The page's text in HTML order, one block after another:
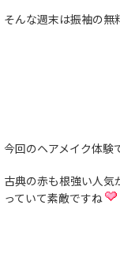
そんな週末は振袖の無
今回のヘアメイク体験
古典の赤も根強い人気
っていて素敵ですね